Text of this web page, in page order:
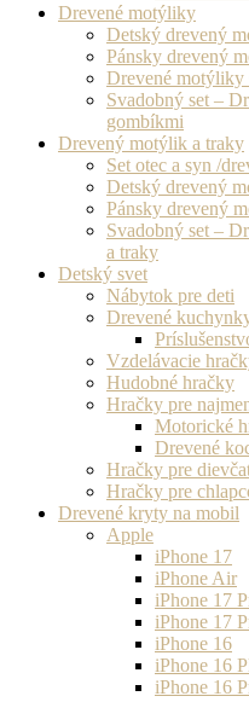
Drevené motýliky
Detský drevený
Pánsky drevený
Drevené motýliky
Svadobný set –
gombíkmi
Drevený motýlik a traky
Set otec a syn /
Detský drevený
Pánsky drevený
Svadobný set –
a traky
Detský svet
Nábytok pre deti
Drevené
Vzdelávacie
Hudobné hračky
Hračky pre
Motorické
Drevené
Hračky pre
Hračky pre
Drevené kryty na mobil
Apple
iPhone 17
iPhone Air
iPhone 17
iPhone 17
iPhone 16
iPhone 16
iPhone 16